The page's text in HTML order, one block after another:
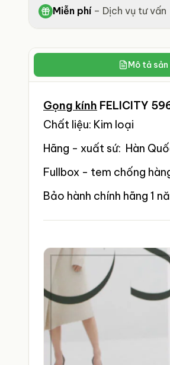
Miễn phí– Dịch vụ tư vấn
Mô tả sản
Gọng kính FELICITY
Chất liệu: Kim loại
Hãng - xuất sứ: Hàn
Fullbox - tem chống
Bảo hành chính hãng 1